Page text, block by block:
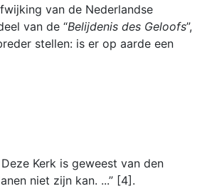
van de Nederlandse
van de “Belijdenis des Geloofs”,
stellen: is er op aarde een
Kerk is geweest van den
niet zijn kan. ...” [4].